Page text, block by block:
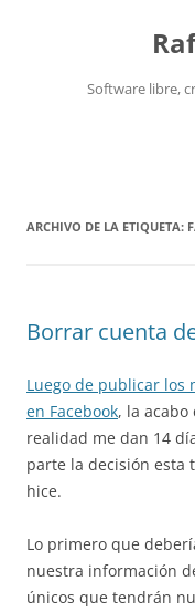
Software libre,
ARCHIVO DE LA ETIQUETA:
Borrar cuenta
Luego de publicar los
en Facebook, la
realidad me dan 14
parte la decisión esta
hice.
Lo primero que
nuestra información
únicos que tendrán